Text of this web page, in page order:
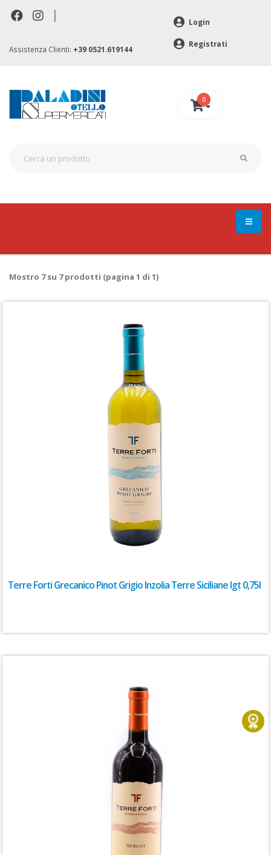
|
Assistenza Clienti: +39 0521.619144
Login
Registrati
0
Mostro 7su 7prodotti (pagina 1 di 1)
Terre Forti Grecanico Pinot Grigio Inzolia Terre Siciliane Igt 0,75l